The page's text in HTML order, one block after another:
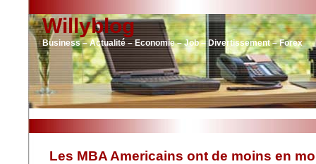
Willyblog
Business – Actualité – Economie – Job – Divertissement – Forex
Les MBA Americains ont de moins en